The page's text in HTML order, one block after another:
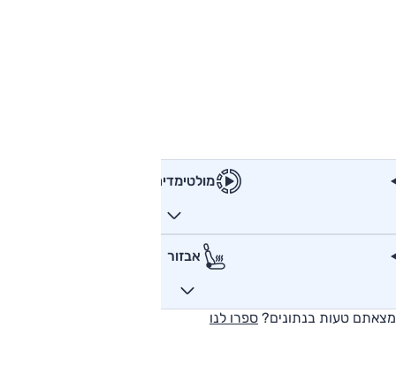
מולטימדיה
אבזור
מצאתם טעות בנתונים? ספרו לנו